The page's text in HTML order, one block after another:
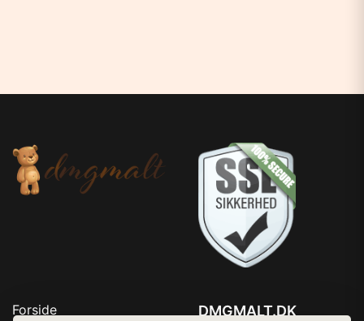
Forside DMGMALT.DK